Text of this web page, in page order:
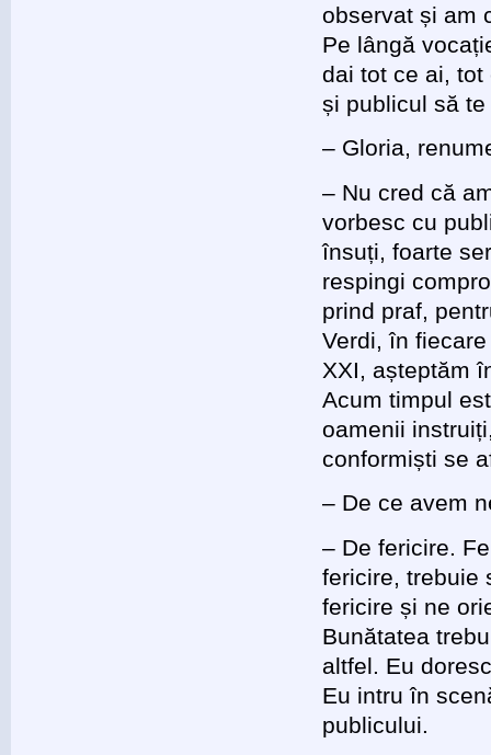
observat și am
Pe lângă
dai tot ce ai,
și publicul să
– Gloria,
– Nu cred că
vorbesc cu
însuți, foarte
respingi
prind praf,
Verdi, în
XXI, așteptăm
Acum timpul
oamenii
conformiști se
– De ce avem
– De fericire.
fericire, trebuie
fericire și ne
Bunătatea
altfel. Eu
Eu intru în
publicului.